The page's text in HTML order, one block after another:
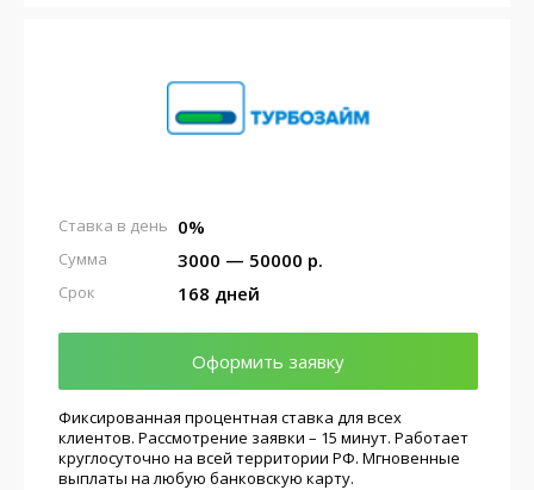
0%
Ставка в день
3000 — 50000 р.
Сумма
168 дней
Срок
Оформить заявку
Фиксированная процентная ставка для всех
клиентов. Рассмотрение заявки – 15 минут. Работает
круглосуточно на всей территории РФ. Мгновенные
выплаты на любую банковскую карту.